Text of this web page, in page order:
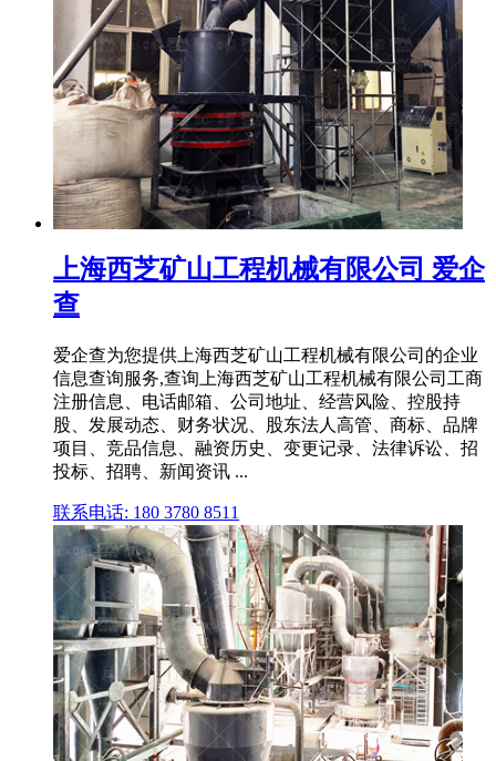
上海西芝矿山工程机械有限公司 爱企
查
爱企查为您提供上海西芝矿山工程机械有限公司的企业
信息查询服务,查询上海西芝矿山工程机械有限公司工商
注册信息、电话邮箱、公司地址、经营风险、控股持
股、发展动态、财务状况、股东法人高管、商标、品牌
项目、竞品信息、融资历史、变更记录、法律诉讼、招
投标、招聘、新闻资讯 ...
联系电话: 180 3780 8511